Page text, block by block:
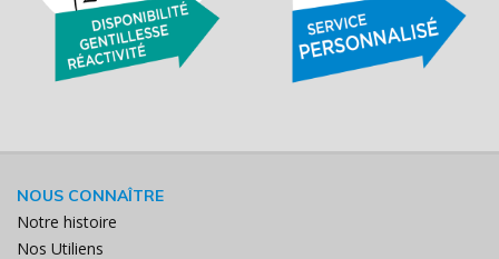
NOUS CONNAÎTRE
Notre histoire
Nos Utiliens